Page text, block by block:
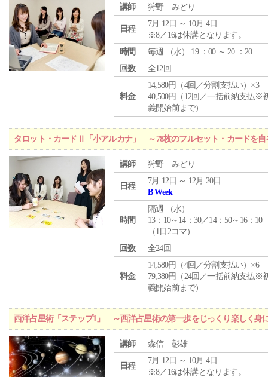
講師 狩野 みどり
日程
7月 12日 ～ 10月 4日
※8／16は休講となります。
時間
毎週 （水） 19 ：00 ～ 20 ：20
回数
全12回
料金
14,580円（4回／分割支払い）×3
40,500円（12回／一括前納支払※
義開始前まで）
タロット・カードⅡ「小アルカナ」 ～78枚のフルセット・カードを自
講師 狩野 みどり
日程
7月 12日 ～ 12月 20日
B Week
時間
隔週 （水）
13：10～14：30／14：50～16：10
（1日2コマ）
回数
全24回
料金
14,580円（4回／分割支払い）×6
79,380円（24回／一括前納支払※
義開始前まで）
西洋占星術「ステップ1」 ～西洋占星術の第一歩をじっくり楽しく身
講師 森信 彰雄
日程
7月 12日 ～ 10月 4日
※8／16は休講となります。